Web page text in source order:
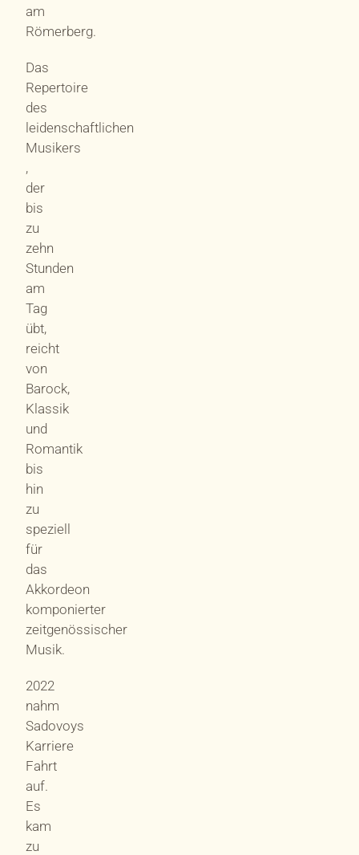
am
Römerberg.
Das
Repertoire
des
leidenschaftlichen
Musikers
,
der
bis
zu
zehn
Stunden
am
Tag
übt,
reicht
von
Barock,
Klassik
und
Romantik
bis
hin
zu
speziell
für
das
Akkordeon
komponierter
zeitgenössischer
Musik.
2022
nahm
Sadovoys
Karriere
Fahrt
auf.
Es
kam
zu